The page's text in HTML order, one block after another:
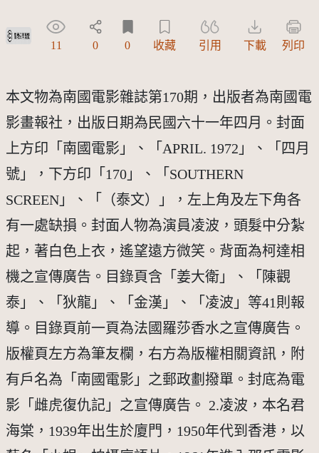
受著作權法保護-僅限於本平台有限度公開瀏覽
11 0 0 收藏 引用 下載 列印
本文物為南國電影雜誌第170期，出版者為南國電
影畫報社，出版日期為民國六十一年四月。封面
上方印「南國電影」、「APRIL. 1972」、「四月
號」，下方印「170」、「SOUTHERN
SCREEN」、「（泰文）」，左上角及左下角各
有一處缺損。封面人物為演員凌波，頭髮中分紮
起，著白色上衣，遙望遠方微笑。背面為柯達相
機之宣傳廣告。目錄頁含「姜大衛」、「陳觀
泰」、「狄龍」、「金漢」、「凌波」等41則報
導。目錄頁前一頁為法國羅莎香水之宣傳廣告。
版權頁左方為筆友欄，右方為版權相關資訊，附
有戶名為「南國電影」之郵政劃撥單。封底為電
影「雌虎復仇記」之宣傳廣告。 2.凌波，本名君
海棠，1939年出生於廈門，1950年代到香港，以